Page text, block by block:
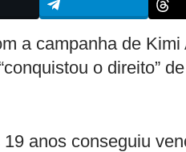
a campanha de Kimi
o direito”
anos conseguiu